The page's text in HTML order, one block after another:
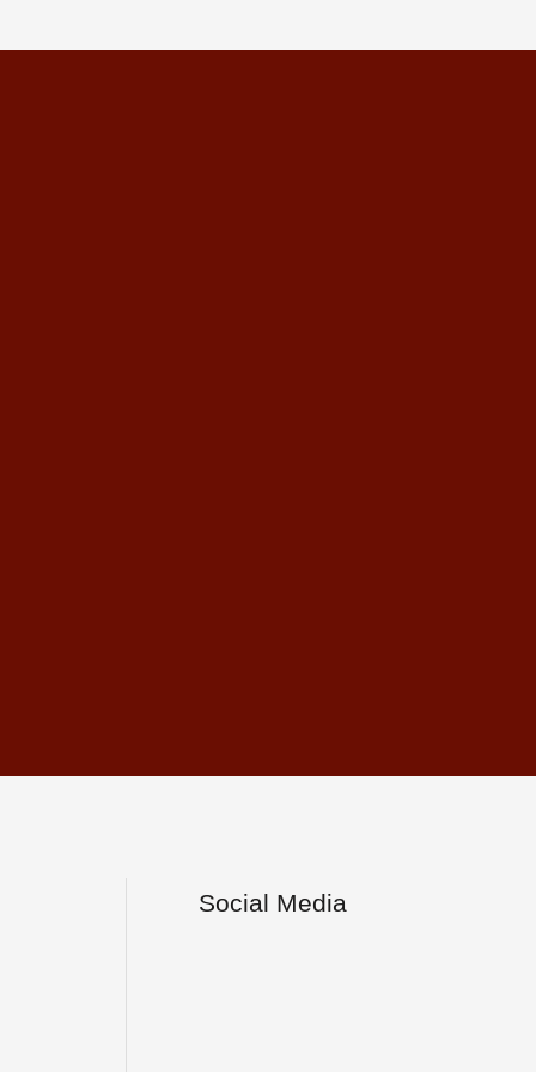
Social Media